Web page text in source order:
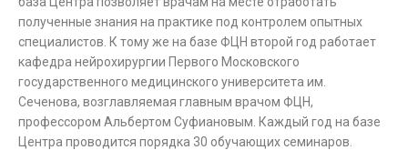
полученные знания на практике под контролем опытных
специалистов. К тому же на базе ФЦН второй год работает
кафедра нейрохирургии Первого Московского
государственного медицинского университета им.
Сеченова, возглавляемая главным врачом ФЦН,
профессором Альбертом Суфиановым. Каждый год на базе
Центра проводится порядка 30 обучающих семинаров.